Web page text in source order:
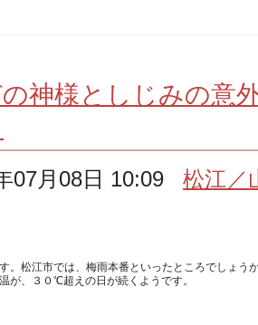
神様としじみの意
07月08日 10:09松江／
。松江市では、梅雨本番といったところでしょう